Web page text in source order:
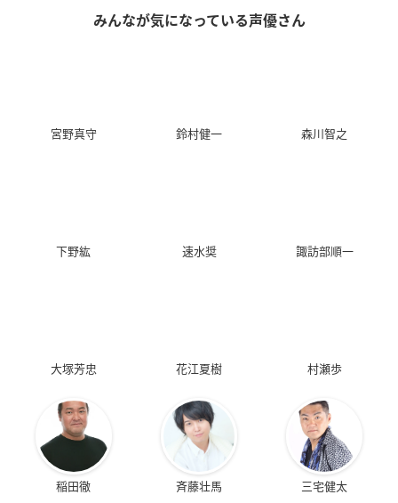
みんなが気になっている声優さん
宮野真守 鈴村健一 森川智之
下野紘 速水奨 諏訪部順一
大塚芳忠 花江夏樹 村瀬歩
稲田徹 斉藤壮馬 三宅健太